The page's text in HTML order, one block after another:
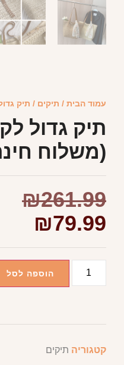
עמוד הבית / תיקים / תיק
תיק גדול
(משלוח
₪261.99
₪79.99
הוספה לסל
קטגוריה תיקים